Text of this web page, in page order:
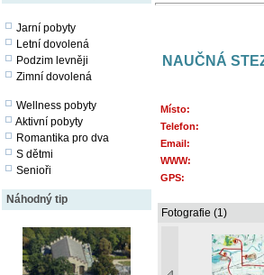
Jarní pobyty
Letní dovolená
Podzim levněji
Zimní dovolená
Wellness pobyty
Aktivní pobyty
Romantika pro dva
S dětmi
Senioři
Náhodný tip
NAUČNÁ
Místo:
Telefon:
Email:
WWW:
GPS:
Fotografie (1)